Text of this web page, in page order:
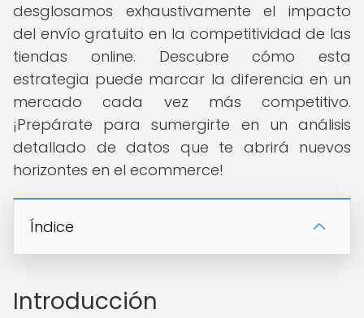
desglosamos exhaustivamente el impacto
del envío gratuito en la competitividad de las
tiendas online. Descubre cómo esta
estrategia puede marcar la diferencia en un
mercado cada vez más competitivo.
¡Prepárate para sumergirte en un análisis
detallado de datos que te abrirá nuevos
horizontes en el ecommerce!
Índice
Introducción